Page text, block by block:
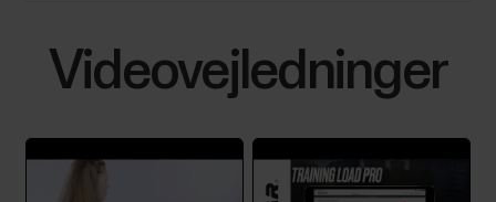
Videovejledninger